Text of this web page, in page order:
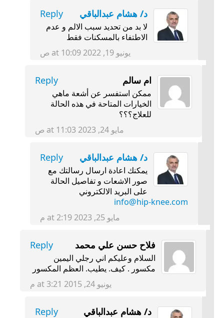
د/ هشام عبدالباقي Reply
لا بد من تحديد سبب الالم و عدم
الاطتفاء بالمسكنات فقط
يونيو 19, 2022 at 10:09 ص
ام سالم Reply
ممكن استفسر عن أشعة ماهي
الخيارات المتاحة في هذه الحالة
للعلاج؟؟؟
مايو 24, 2023 at 11:03 ص
د/ هشام عبدالباقي Reply
يمكنك اعادة ارسال رسالتك مع
صور الاشعات و تفاصيل الحالة
على البريد الالكتروني
info@hip-knee.com
مايو 25, 2023 at 2:19 م
فلاح حسن علي محمد Reply
السلام وعليكم اني رجلي اليمين
مكسور . كيف. يطيب. العظم المكسور
يونيو 24, 2015 at 3:21 م
د/ هشام عبدالباقي Reply